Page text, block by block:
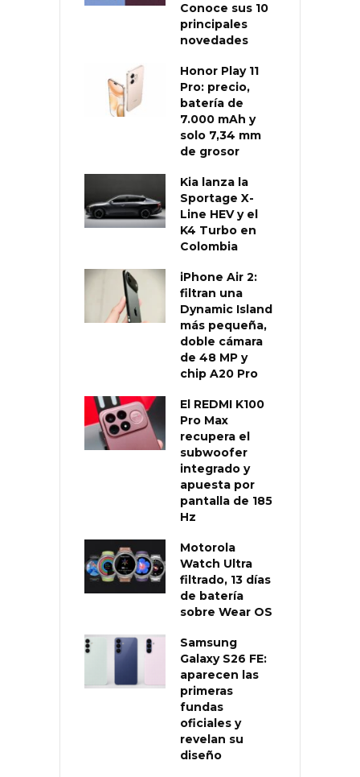
Conoce sus 10
principales
novedades
Honor Play 11
Pro: precio,
batería de
7.000 mAh y
solo 7,34 mm
de grosor
Kia lanza la
Sportage X-
Line HEV y el
K4 Turbo en
Colombia
iPhone Air 2:
filtran una
Dynamic Island
más pequeña,
doble cámara
de 48 MP y
chip A20 Pro
El REDMI K100
Pro Max
recupera el
subwoofer
integrado y
apuesta por
pantalla de 185
Hz
Motorola
Watch Ultra
filtrado, 13 días
de batería
sobre Wear OS
Samsung
Galaxy S26 FE:
aparecen las
primeras
fundas
oficiales y
revelan su
diseño